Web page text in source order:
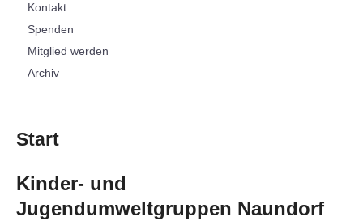
Kontakt
Spenden
Mitglied werden
Archiv
Start
Kinder- und
Jugendumweltgruppen Naundorf